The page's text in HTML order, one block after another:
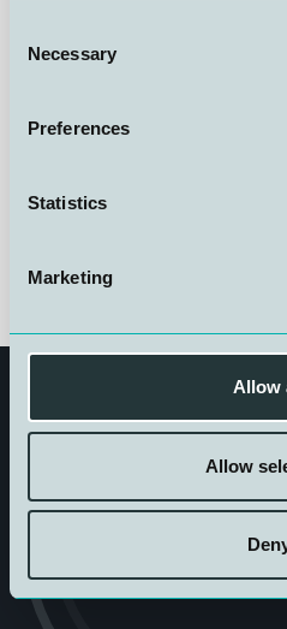
Selection
Necessary
Preferences
Statistics
Marketing
Allow
Allow
konferansen. Engasjementet
representerer dykkerne selv
Get in touch